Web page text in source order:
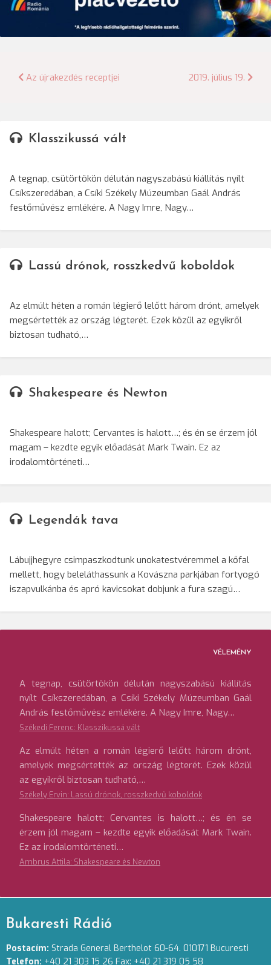
Bejegyzés
Az újrakezdés receptjei 2019. július 19.
Klasszikussá vált
A tegnap, csütörtökön délután nagyszabású kiállítás nyílt
Csíkszeredában, a Csíki Székely Múzeumban Gaál András
festőművész emlékére. A Nagy Imre, Nagy…
Lassú drónok, rosszkedvű koboldok
Az elmúlt héten a román légierő lelőtt három drónt, amelyek
megsértették az ország légterét. Ezek közül az egyikről
biztosan tudható,…
Shakespeare és Newton
Shakespeare halott; Cervantes is halott…; és én se érzem jól
magam – kezdte egyik előadását Mark Twain. Ez az
irodalomtörténeti…
Legendák tava
Lábujjhegyre csimpaszkodtunk unokatestvéremmel a kőfal
mellett, hogy beleláthassunk a Kovászna parkjában fortyogó
iszapvulkánba és apró kavicsokat dobjunk a fura szagú…
VÉLEMÉNY
A tegnap, csütörtökön délután nagyszabású kiállítás
nyílt Csíkszeredában, a Csíki Székely Múzeumban Gaál
András festőművész emlékére. A Nagy Imre, Nagy…
Székedi Ferenc: Klasszikussá vált
Az elmúlt héten a román légierő lelőtt három drónt,
amelyek megsértették az ország légterét. Ezek közül
az egyikről biztosan tudható,…
Székely Ervin: Lassú drónok, rosszkedvű koboldok
Shakespeare halott; Cervantes is halott…; és én se
érzem jól magam – kezdte egyik előadását Mark Twain.
Ez az irodalomtörténeti…
Ambrus Attila: Shakespeare és Newton
Bukaresti Rádió
Postacím: Strada General Berthelot 60-64. 010171 Bucuresti
Telefon: +40 21 303 15 26 Fax: +40 21 319 05 58